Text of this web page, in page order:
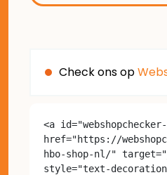
Check ons op
<a
href="https://
hbo-shop-nl/"
style="text-